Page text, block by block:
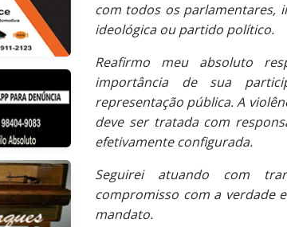
com todos os parlamentares,
ideológica ou partido político.
Reafirmo meu absoluto
importância de sua
representação pública. A
deve ser tratada com
efetivamente configurada.
Seguirei atuando com
compromisso com a verdade
mandato.